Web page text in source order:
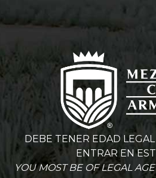
DEBE TENER EDAD
ENTRAR EN
YOU MOST BE OF LEGAL